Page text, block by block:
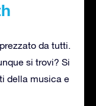
da tutti.
si trovi? Si
della musica e